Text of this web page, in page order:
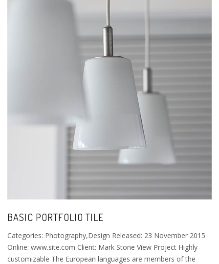
BASIC PORTFOLIO TILE
Categories: Photography,Design Released: 23 November 2015
Online: www.site.com Client: Mark Stone View Project Highly
customizable The European languages are members of the